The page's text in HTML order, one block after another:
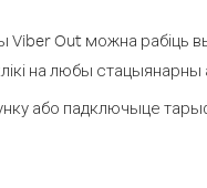
Out можна рабіць
на любы стацыянарны
або падключыце